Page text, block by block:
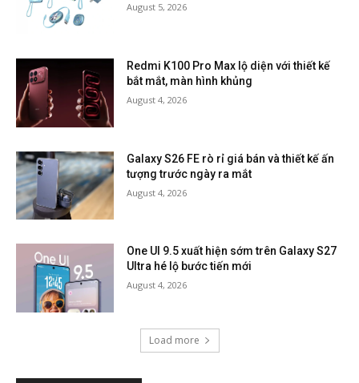
August 5, 2026
Redmi K100 Pro Max lộ diện với thiết kế
bắt mắt, màn hình khủng
August 4, 2026
Galaxy S26 FE rò rỉ giá bán và thiết kế ấn
tượng trước ngày ra mắt
August 4, 2026
One UI 9.5 xuất hiện sớm trên Galaxy S27
Ultra hé lộ bước tiến mới
August 4, 2026
Load more